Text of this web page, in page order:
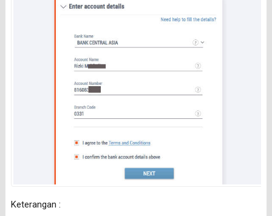
Keterangan :